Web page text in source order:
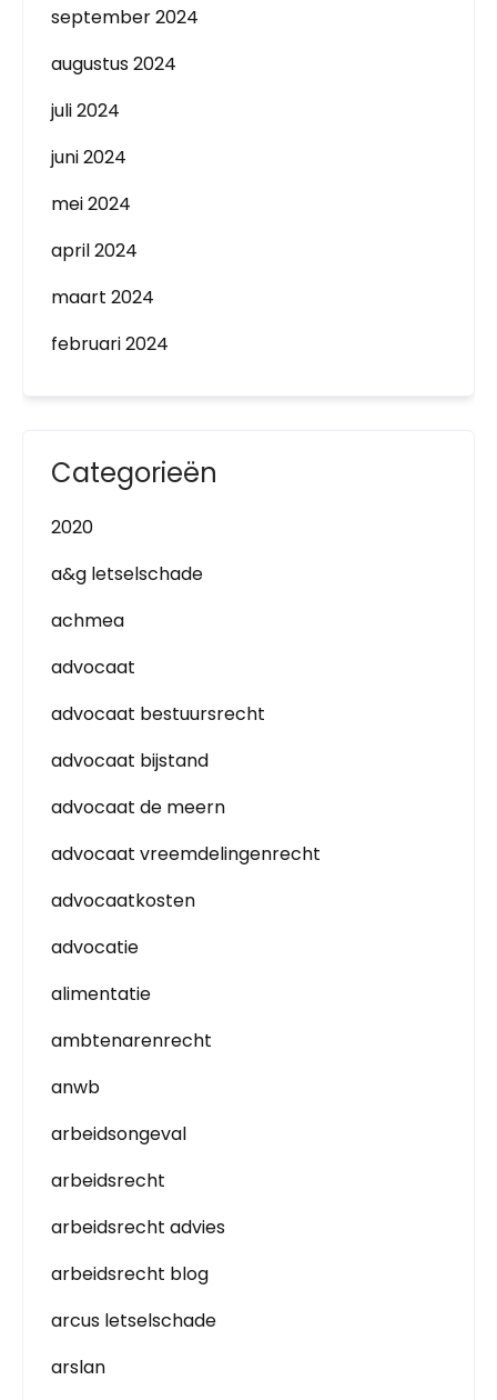
september 2024
augustus 2024
juli 2024
juni 2024
mei 2024
april 2024
maart 2024
februari 2024
Categorieën
2020
a&g letselschade
achmea
advocaat
advocaat bestuursrecht
advocaat bijstand
advocaat de meern
advocaat vreemdelingenrecht
advocaatkosten
advocatie
alimentatie
ambtenarenrecht
anwb
arbeidsongeval
arbeidsrecht
arbeidsrecht advies
arbeidsrecht blog
arcus letselschade
arslan